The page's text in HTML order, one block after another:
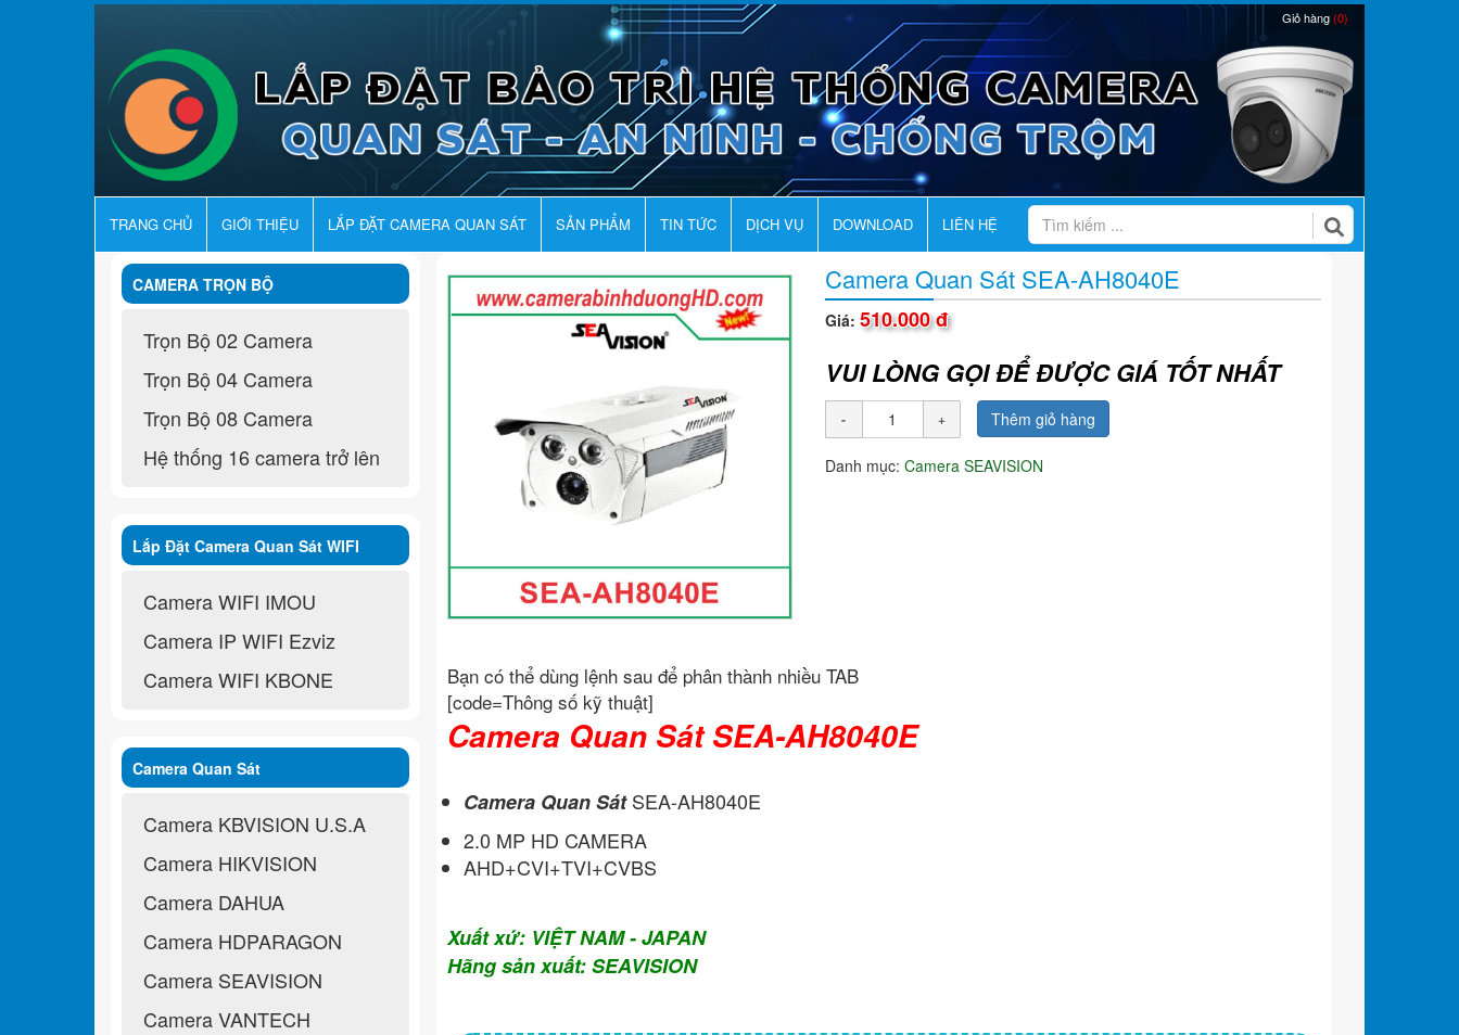
Giỏ hàng(0)
TRANG CHỦ GIỚI THIỆU LẮP ĐẶT CAMERA QUAN SÁT SẢN PHẨM TIN TỨC DỊCH VỤ DOWNLOAD LIÊN HỆ
Camera Quan Sát SEA-AH8040E
Giá: 510.000 đ
VUI LÒNG GỌI ĐỂ ĐƯỢC GIÁ TỐT NHẤT
Thêm giỏ hàng
Danh mục: Camera SEAVISION
Bạn có thể dùng lệnh sau để phân thành nhiều TAB
[code=Thông số kỹ thuật]
Camera Quan Sát SEA-AH8040E
Camera Quan SátSEA-AH8040E
2.0 MP HD CAMERA
AHD+CVI+TVI+CVBS
Xuất xứ: VIỆT NAM - JAPAN
Hãng sản xuất: SEAVISION
CAMERA TRỌN BỘ
Trọn Bộ 02 Camera
Trọn Bộ 04 Camera
Trọn Bộ 08 Camera
Hệ thống 16 camera trở lên
Lắp Đặt Camera Quan Sát WIFI
Không Dây
Camera WIFI IMOU
Camera IP WIFI Ezviz
Camera WIFI KBONE
Camera Quan Sát
Camera KBVISION U.S.A
Camera HIKVISION
Camera DAHUA
Camera HDPARAGON
Camera SEAVISION
Camera VANTECH